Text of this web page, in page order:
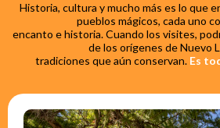
Historia, cultura y mucho más es lo que
pueblos mágicos, cada uno
encanto e historia. Cuando los visites,
de los orígenes de Nuevo
tradiciones que aún conservan. Es